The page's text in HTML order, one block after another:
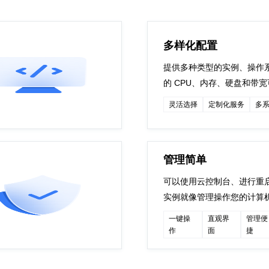
多样化配置
提供多种类型的实例、操作
的 CPU、内存、硬盘和带
灵活选择 定制化服务 多
管理简单
可以使用云控制台、进行重
实例就像管理操作您的计算
一键操
作
直观界
面
管理便
捷